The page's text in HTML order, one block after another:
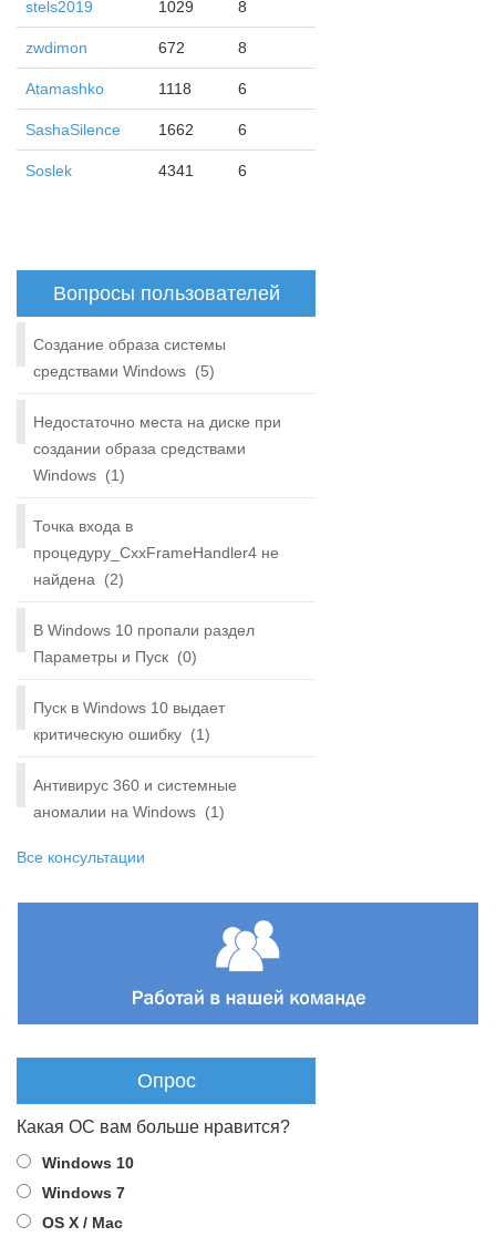
stels2019 1029 8
zwdimon 672 8
Atamashko 1118 6
SashaSilence 1662 6
Soslek 4341 6
Вопросы пользователей
Создание образа системы
средствами Windows (5)
Недостаточно места на диске при
создании образа средствами
Windows (1)
Точка входа в
процедуру_CxxFrameHandler4 не
найдена (2)
В Windows 10 пропали раздел
Параметры и Пуск (0)
Пуск в Windows 10 выдает
критическую ошибку (1)
Антивирус 360 и системные
аномалии на Windows (1)
Все консультации
Опрос
Какая ОС вам больше нравится?
Windows 10
Windows 7
OS X / Mac